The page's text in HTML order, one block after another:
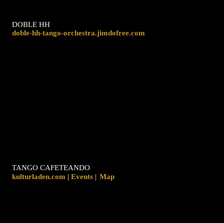
DOBLE HH
doble-hh-tango-orchestra.jimdofree.com
TANGO CAFETEANDO
kulturladen.com | | Map